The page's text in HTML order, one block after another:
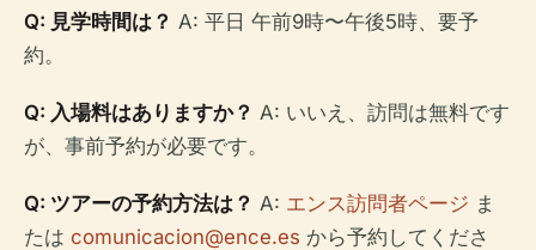
Q: 見学時間は？ A: 平日 午前9時〜午後5時、要予
約。
Q: 入場料はありますか？ A: いいえ、訪問は無料です
が、事前予約が必要です。
Q: ツアーの予約方法は？ A: エンス訪問者ページ ま
たは comunicacion@ence.es から予約してくださ